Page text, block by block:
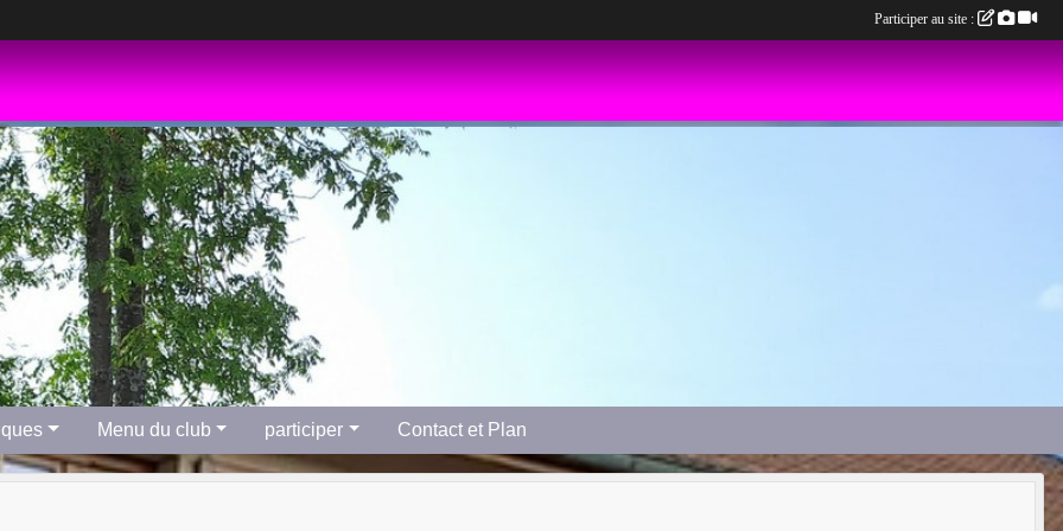
Menu du club participer Contact et Plan
Participer au site :